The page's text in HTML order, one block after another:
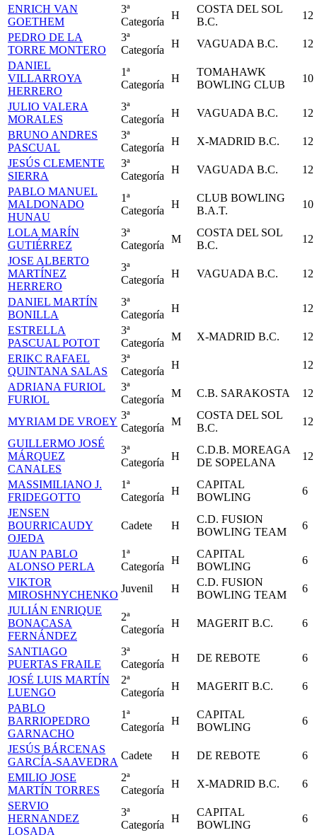
ENRICH VAN
GOETHEM
3ª
Categoría
H
COSTA DEL SOL
B.C.
12
PEDRO DE LA
TORRE MONTERO
3ª
Categoría
H VAGUADA B.C.
12
DANIEL
VILLARROYA
HERRERO
1ª
Categoría
H
TOMAHAWK
BOWLING CLUB
10
JULIO VALERA
MORALES
3ª
Categoría
H VAGUADA B.C.
12
BRUNO ANDRES
PASCUAL
3ª
Categoría
H X-MADRID B.C.
12
JESÚS CLEMENTE
SIERRA
3ª
Categoría
H VAGUADA B.C.
12
PABLO MANUEL
MALDONADO
HUNAU
1ª
Categoría
H
CLUB BOWLING
B.A.T.
10
LOLA MARÍN
GUTIÉRREZ
3ª
Categoría
M
COSTA DEL SOL
B.C.
12
JOSE ALBERTO
MARTÍNEZ
HERRERO
3ª
Categoría
H VAGUADA B.C. 12
DANIEL MARTÍN
BONILLA
3ª
Categoría
H
12
ESTRELLA
PASCUAL POTOT
3ª
Categoría
M X-MADRID B.C.
12
ERIKC RAFAEL
QUINTANA SALAS
3ª
Categoría
H
12
ADRIANA FURIOL
FURIOL
3ª
Categoría
M C.B. SARAKOSTA 12
MYRIAM DE VROEY
3ª
Categoría
M
COSTA DEL SOL
B.C.
12
GUILLERMO JOSÉ
MÁRQUEZ
CANALES
3ª
Categoría
H
C.D.B. MOREAGA
DE SOPELANA
12
MASSIMILIANO J.
FRIDEGOTTO
1ª
Categoría
H
CAPITAL
BOWLING
6
JENSEN
BOURRICAUDY
OJEDA
Cadete H
C.D. FUSION
BOWLING TEAM
6
JUAN PABLO
ALONSO PERLA
1ª
Categoría
H
CAPITAL
BOWLING
6
VIKTOR
MIROSHNYCHENKO
Juvenil H
C.D. FUSION
BOWLING TEAM
6
JULIÁN ENRIQUE
BONACASA
FERNÁNDEZ
2ª
Categoría
H MAGERIT B.C. 6
SANTIAGO
PUERTAS FRAILE
3ª
Categoría
H DE REBOTE
6
JOSÉ LUIS MARTÍN
LUENGO
2ª
Categoría
H MAGERIT B.C.
6
PABLO
BARRIOPEDRO
GARNACHO
1ª
Categoría
H
CAPITAL
BOWLING
6
JESÚS BÁRCENAS
GARCÍA-SAAVEDRA
Cadete H DE REBOTE
6
EMILIO JOSE
MARTÍN TORRES
2ª
Categoría
H X-MADRID B.C.
6
SERVIO
HERNANDEZ
LOSADA
3ª
Categoría
H
CAPITAL
BOWLING
6